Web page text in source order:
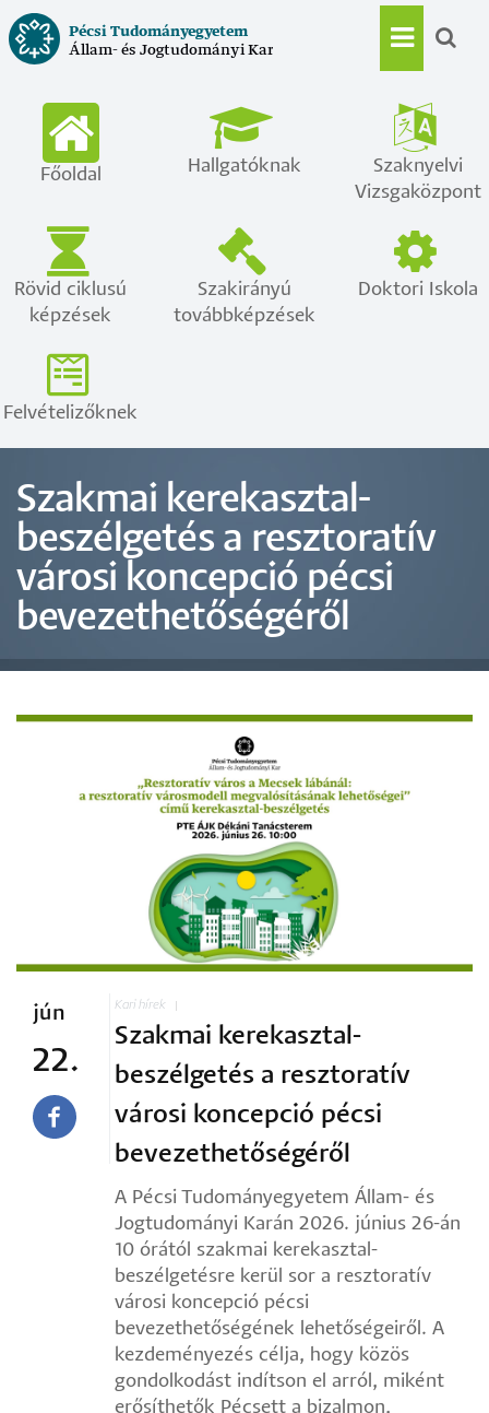
Ugrás
a
tartalomra
Pécsi Tudományegyetem
Állam- és Jogtudományi Kar
Main
Főoldal Hallgatóknak
Szaknyelvi
Vizsgaközpont
Rövid ciklusú
képzések
Szakirányú
továbbképzések
Doktori Iskola
Felvételizőknek
Szakmai kerekasztal-
beszélgetés a resztoratív
városi koncepció pécsi
bevezethetőségéről
jún
22.
Kari hírek
Szakmai kerekasztal-
beszélgetés a resztoratív
városi koncepció pécsi
bevezethetőségéről
A Pécsi Tudományegyetem Állam- és
Jogtudományi Karán 2026. június 26-án
10 órától szakmai kerekasztal-
beszélgetésre kerül sor a resztoratív
városi koncepció pécsi
bevezethetőségének lehetőségeiről. A
kezdeményezés célja, hogy közös
gondolkodást indítson el arról, miként
erősíthetők Pécsett a bizalmon,